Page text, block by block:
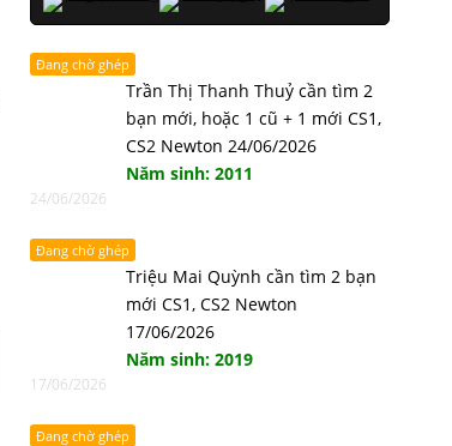
Đang chờ ghép
Trần Thị Thanh Thuỷ cần tìm 2
bạn mới, hoặc 1 cũ + 1 mới CS1,
CS2 Newton 24/06/2026
Năm sinh: 2011
24/06/2026
Đang chờ ghép
Triệu Mai Quỳnh cần tìm 2 bạn
mới CS1, CS2 Newton
17/06/2026
Năm sinh: 2019
17/06/2026
Đang chờ ghép